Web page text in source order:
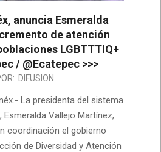
anuncia Esmeralda
de atención
LGBTTTIQ+
/ @Ecatepec >>>
DIFUSION
La presidenta del sistema
Esmeralda Vallejo Martínez,
coordinación el gobierno
de Diversidad y Atención